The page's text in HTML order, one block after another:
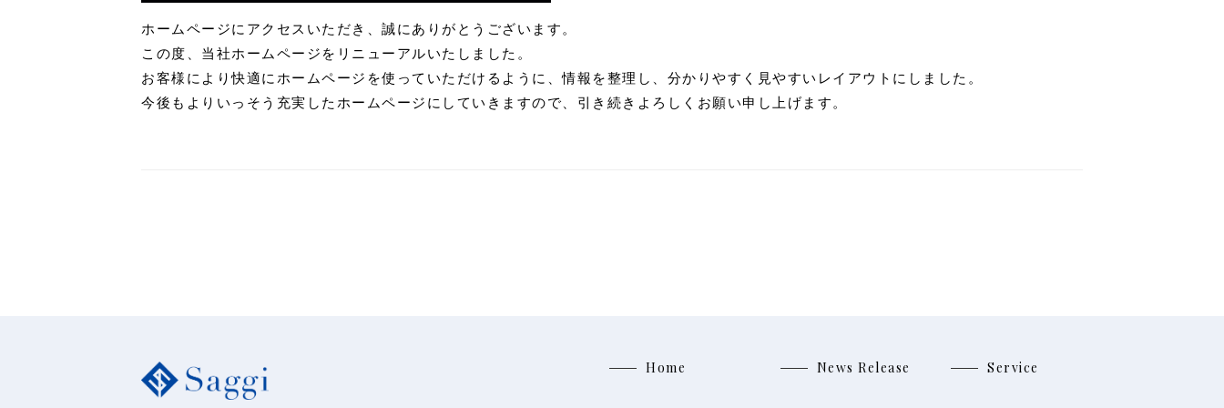
ホームページにアクセスいただき、誠にありがとうございます。
この度、当社ホームページをリニューアルいたしました。
お客様により快適にホームページを使っていただけるように、情報を整理し、分かりやすく見やすいレイアウトにしました。
今後もよりいっそう充実したホームページにしていきますので、引き続きよろしくお願い申し上げます。
Home News Release Service